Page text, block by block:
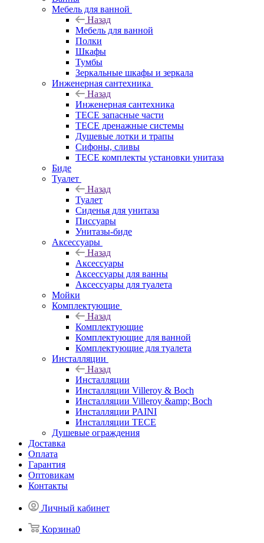
Мебель для ванной
Назад
Мебель для ванной
Полки
Шкафы
Тумбы
Зеркальные шкафы и зеркала
Инженерная сантехника
Назад
Инженерная сантехника
TECE запасные части
TECE дренажные системы
Душевые лотки и трапы
Сифоны, сливы
TECE комплекты установки унитаза
Биде
Туалет
Назад
Туалет
Сиденья для унитаза
Писсуары
Унитазы-биде
Аксессуары
Назад
Аксессуары
Аксессуары для ванны
Аксессуары для туалета
Мойки
Комплектующие
Назад
Комплектующие
Комплектующие для ванной
Комплектующие для туалета
Инсталляции
Назад
Инсталляции
Инсталляции Villeroy & Boch
Инсталляции Villeroy &amp; Boch
Инсталляции PAINI
Инсталляции TECE
Душевые ограждения
Доставка
Оплата
Гарантия
Оптовикам
Контакты
Личный кабинет
Корзина0